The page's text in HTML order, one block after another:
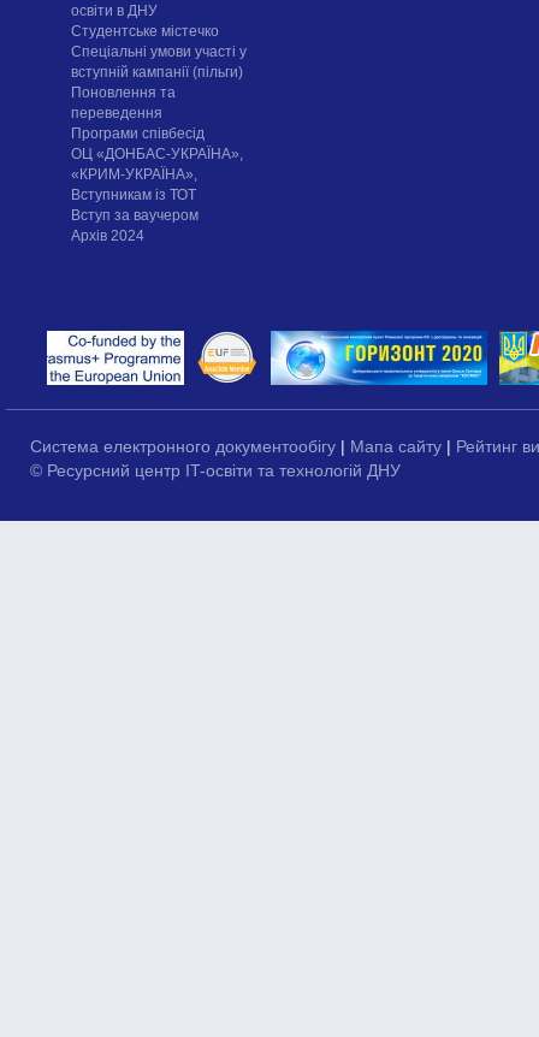
освіти в ДНУ
Cтудентське містечко
Спеціальні умови участі у
вступній кампанії (пільги)
Поновлення та
переведення
Програми співбесід
ОЦ «ДОНБАС-УКРАЇНА»,
«КРИМ-УКРАЇНА»,
Вступникам із ТОТ
Вступ за ваучером
Архів 2024
Система електронного документообігу | Мапа сайту | Рейтинг
© Ресурсний центр IT-освіти та технологій ДНУ